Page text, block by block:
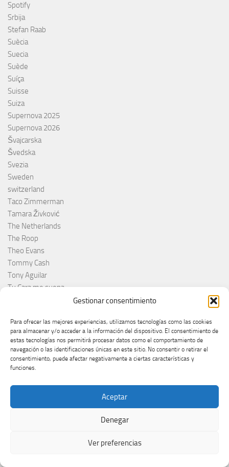
Gestionar consentimiento
Para ofrecer las mejores experiencias, utilizamos tecnologías como las cookies
para almacenar y/o acceder a la información del dispositivo. El consentimiento de
estas tecnologías nos permitirá procesar datos como el comportamiento de
navegación o las identificaciones únicas en este sitio. No consentir o retirar el
consentimiento, puede afectar negativamente a ciertas características y
funciones.
Aceptar
Denegar
Ver preferencias
Spotify
Srbija
Stefan Raab
Suècia
Suecia
Suède
Suíça
Suisse
Suiza
Supernova 2025
Supernova 2026
Švajcarska
Švedska
Svezia
Sweden
switzerland
Taco Zimmerman
Tamara Živković
The Netherlands
The Roop
Theo Evans
Tommy Cash
Tony Aguilar
Tu Cara me suena
Ucraina
Ucrania
Ucrânia
UER
Ukraine
UMK